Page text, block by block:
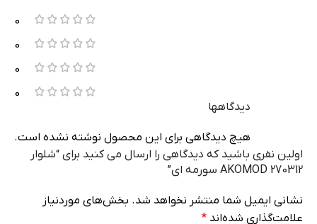
0
0
0
0
دیدگاهها
هیچ دیدگاهی برای این محصول نوشته نشده است.
اولین نفری باشید که دیدگاهی را ارسال می کنید برای “شلوار
AKOMOD 270312 سورمه ای”
نشانی ایمیل شما منتشر نخواهد شد. بخش‌های موردنیاز
علامت‌گذاری شده‌اند *